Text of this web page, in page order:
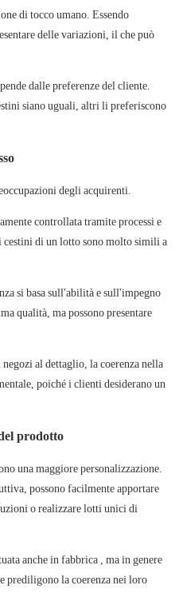
di tocco umano. Essendo
delle variazioni, il che può
dalle preferenze del cliente.
siano uguali, altri li preferiscono
degli acquirenti.
controllata tramite processi e
di un lotto sono molto simili a
si basa sull'abilità e sull'impegno
qualità, ma possono presentare
al dettaglio, la coerenza nella
poiché i clienti desiderano un
prodotto
una maggiore personalizzazione.
possono facilmente apportare
o realizzare lotti unici di
anche in fabbrica
, ma in genere
prediligono la coerenza nei loro